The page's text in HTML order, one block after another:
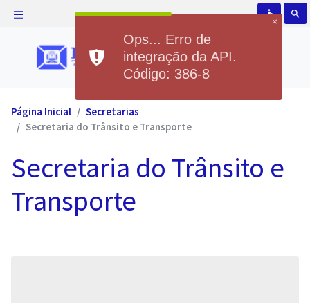
accessible search
Página Inicial
Secretarias
Secretaria do Trânsito e Transporte
Secretaria do Trânsito e
Transporte
×
Ops... Erro de
integração da API.
Código: 386-8